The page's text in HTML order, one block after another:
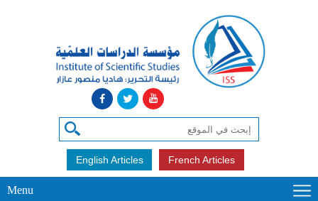
English Articles French Articles
Menu